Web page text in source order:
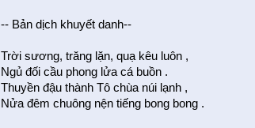
-- Bản dịch khuyết danh--
Trời sương, trăng lặn, quạ kêu luôn ,
Ngủ đối cầu phong lửa cá buồn .
Thuyền đậu thành Tô chùa núi lạnh ,
Nửa đêm chuông nện tiếng bong bong .